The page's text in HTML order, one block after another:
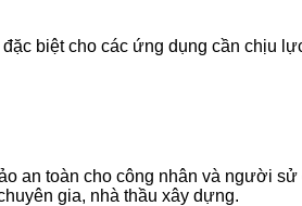
biệt cho các ứng dụng cần chịu
an toàn cho công nhân và người
gia, nhà thầu xây dựng.